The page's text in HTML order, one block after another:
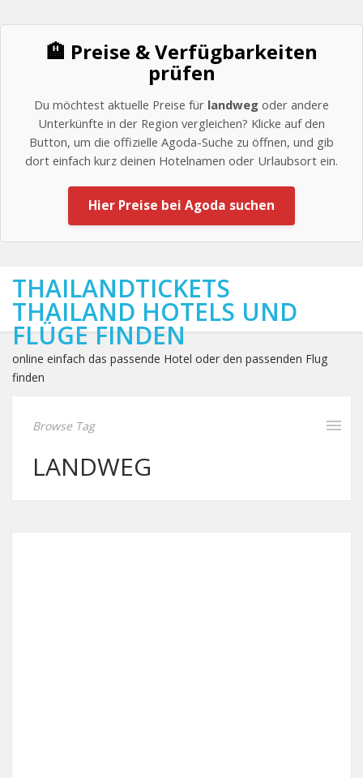
🏨 Preise & Verfügbarkeiten
prüfen
Du möchtest aktuelle Preise für landweg oder andere
Unterkünfte in der Region vergleichen? Klicke auf den
Button, um die offizielle Agoda-Suche zu öffnen, und gib
dort einfach kurz deinen Hotelnamen oder Urlaubsort ein.
Hier Preise bei Agoda suchen
THAILANDTICKETS
THAILAND HOTELS UND
FLÜGE FINDEN
online einfach das passende Hotel oder den passenden Flug
finden
Browse Tag
LANDWEG